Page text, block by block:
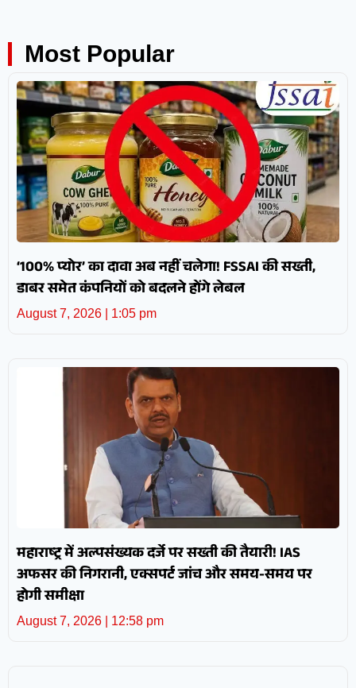
Most Popular
‘100% प्योर’ का दावा अब नहीं चलेगा! FSSAI की सख्ती,
डाबर समेत कंपनियों को बदलने होंगे लेबल
August 7, 2026 1:05 pm
महाराष्ट्र में अल्पसंख्यक दर्जे पर सख्ती की तैयारी! IAS
अफसर की निगरानी, एक्सपर्ट जांच और समय-समय पर
होगी समीक्षा
August 7, 2026 12:58 pm